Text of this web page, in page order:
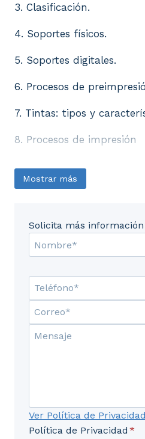
3. Clasificación.
4. Soportes físicos.
5. Soportes digitales.
6. Procesos de
7. Tintas: tipos y
8. Procesos de impresión
Mostrar más
Solicita más
Ver Política de Privacidad
Política de Privacidad *